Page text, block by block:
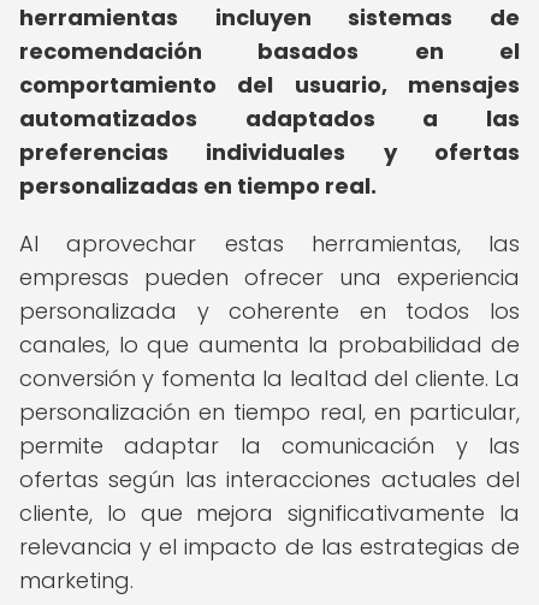
herramientas incluyen sistemas de
recomendación basados en el
comportamiento del usuario, mensajes
automatizados adaptados a las
preferencias individuales y ofertas
personalizadas en tiempo real.
Al aprovechar estas herramientas, las
empresas pueden ofrecer una experiencia
personalizada y coherente en todos los
canales, lo que aumenta la probabilidad de
conversión y fomenta la lealtad del cliente. La
personalización en tiempo real, en particular,
permite adaptar la comunicación y las
ofertas según las interacciones actuales del
cliente, lo que mejora significativamente la
relevancia y el impacto de las estrategias de
marketing.